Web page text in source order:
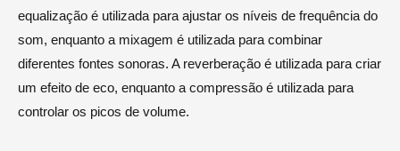
equalização é utilizada para ajustar os níveis de frequência do
som, enquanto a mixagem é utilizada para combinar
diferentes fontes sonoras. A reverberação é utilizada para criar
um efeito de eco, enquanto a compressão é utilizada para
controlar os picos de volume.